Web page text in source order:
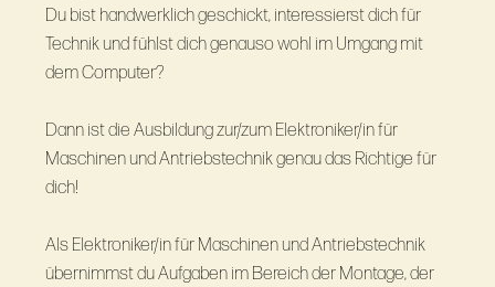
Du bist handwerklich geschickt, interessierst dich für
Technik und fühlst dich genauso wohl im Umgang mit
dem Computer?
Dann ist die Ausbildung zur/zum Elektroniker/in für
Maschinen und Antriebstechnik genau das Richtige für
dich!
Als Elektroniker/in für Maschinen und Antriebstechnik
übernimmst du Aufgaben im Bereich der Montage, der